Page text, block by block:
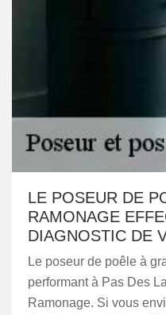
LE POSEUR DE
RAMONAGE
DIAGNOSTIC DE
Le poseur de poêle à
performant à Pas Des
Ramonage. Si vous